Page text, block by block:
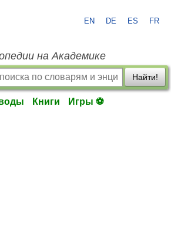
EN DE ES FR
на Академике
Найти!
Книги Игры ⚽